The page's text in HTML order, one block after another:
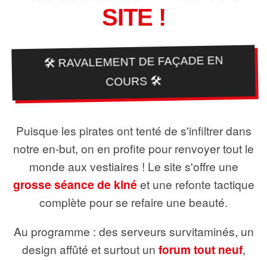
SITE !
🛠️ RAVALEMENT DE FAÇADE EN
COURS 🛠️
Puisque les pirates ont tenté de s'infiltrer dans
notre en-but, on en profite pour renvoyer tout le
monde aux vestiaires ! Le site s'offre une
grosse séance de kiné et une refonte tactique
complète pour se refaire une beauté.
Au programme : des serveurs survitaminés, un
design affûté et surtout un forum tout neuf,